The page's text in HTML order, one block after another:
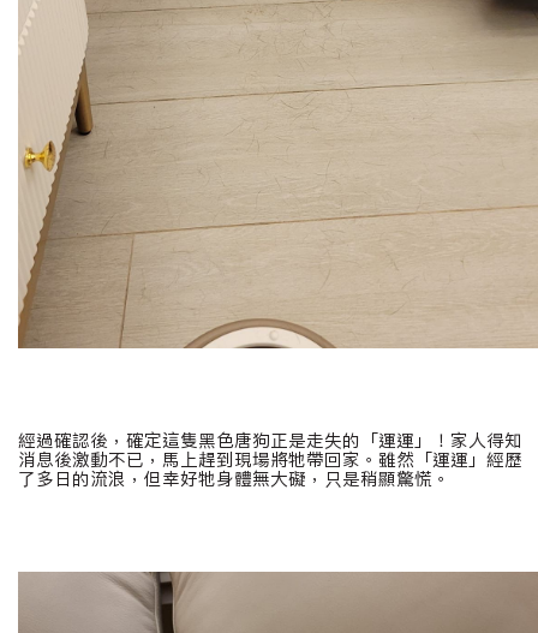
經過確認後，確定這隻黑色唐狗正是走失的「運運」！家人得知
消息後激動不已，馬上趕到現場將牠帶回家。雖然「運運」經歷
了多日的流浪，但幸好牠身體無大礙，只是稍顯驚慌。